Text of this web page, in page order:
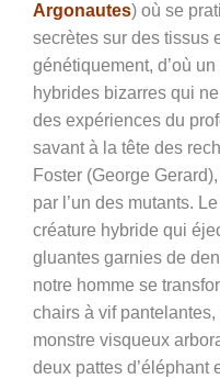
Argonautes) où se
secrètes sur des tissus
génétiquement, d’où
hybrides bizarres qui
des expériences du
savant à la tête des
Foster (George Gerard)
par l’un des mutants.
créature hybride qui
gluantes garnies de
notre homme se
chairs à vif pantelantes,
monstre visqueux
deux pattes d’éléphant